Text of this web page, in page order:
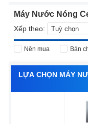
Máy Nước Nóng
Xếp theo:
Nên mua Bán
LỰA CHỌN MÁY